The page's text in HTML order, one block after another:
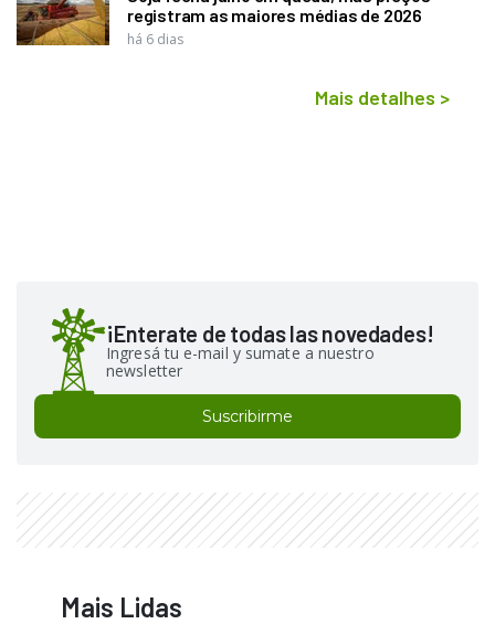
registram as maiores médias de 2026
há 6 dias
Mais detalhes >
¡Enterate de todas las novedades!
Ingresá tu e-mail y sumate a nuestro
newsletter
Suscribirme
Mais Lidas